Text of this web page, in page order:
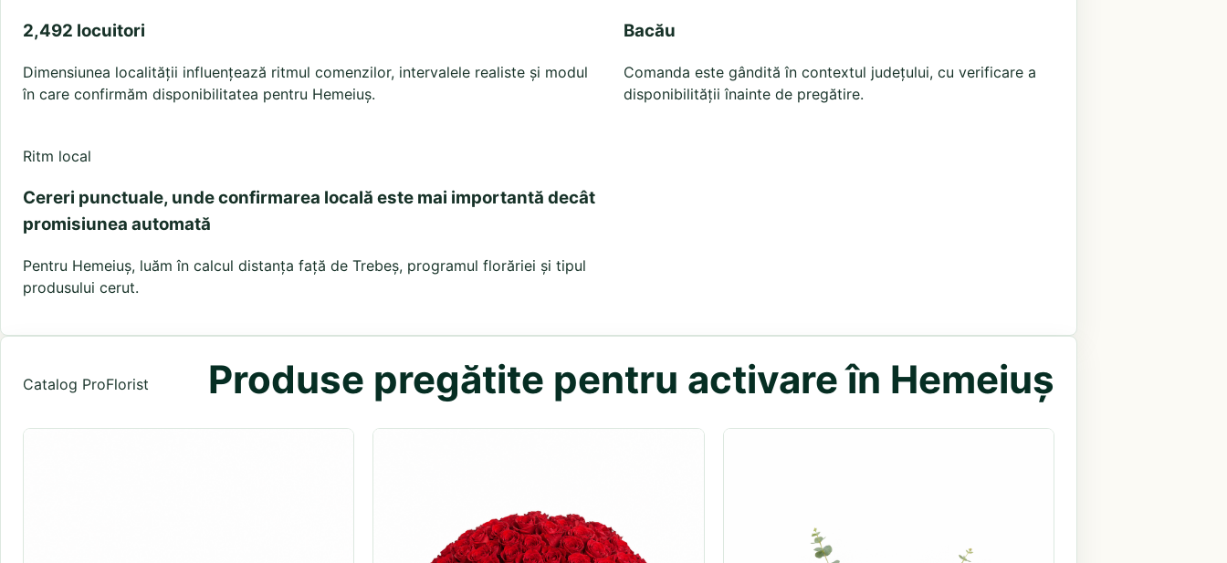
2,492 locuitori
Dimensiunea localității influențează ritmul comenzilor, intervalele realiste și modul
în care confirmăm disponibilitatea pentru Hemeiuș.
Bacău
Comanda este gândită în contextul județului, cu verificare a
disponibilității înainte de pregătire.
Ritm local
Cereri punctuale, unde confirmarea locală este mai importantă decât
promisiunea automată
Pentru Hemeiuș, luăm în calcul distanța față de Trebeș, programul florăriei și tipul
produsului cerut.
Catalog ProFlorist Produse pregătite pentru activare în Hemeiuș